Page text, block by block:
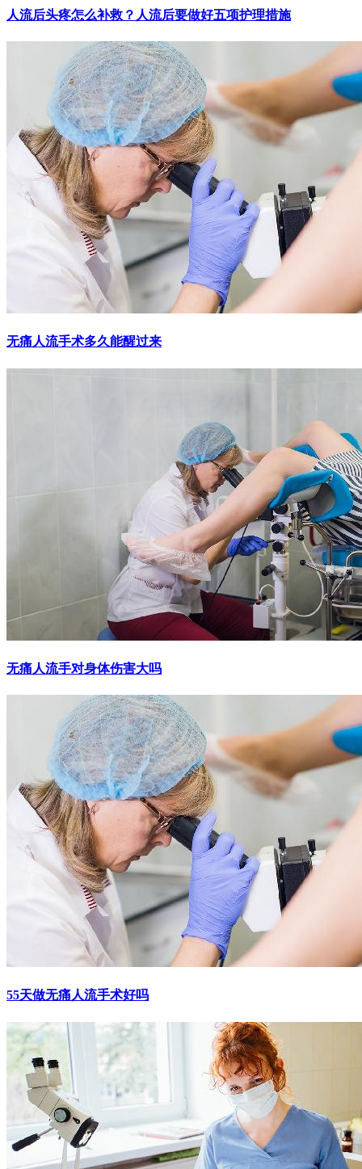
人流后头疼怎么补救？人流后要做好五项护理措施
无痛人流手术多久能醒过来
无痛人流手对身体伤害大吗
55天做无痛人流手术好吗